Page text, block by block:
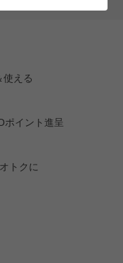
使える
ポイント進呈
トクに